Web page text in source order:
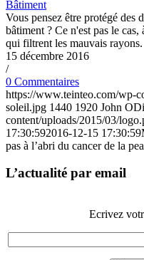
Bâtiment
Vous pensez être protégé des
bâtiment ? Ce n'est pas le
qui filtrent les mauvais rayons.
15 décembre 2016
/
0 Commentaires
https://www.teinteo.com/wp-
soleil.jpg 1440 1920 John
content/uploads/2015/03/
17:30:592016-12-15 17:30:59
pas à l’abri du cancer de la
L’actualité par email
Ecrivez